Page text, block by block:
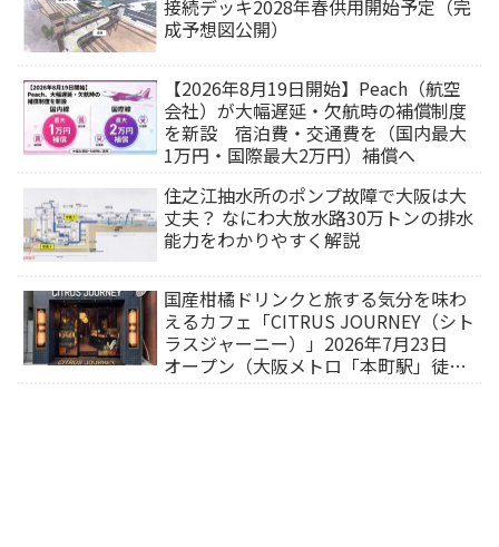
接続デッキ2028年春供用開始予定（完
成予想図公開）
【2026年8月19日開始】Peach（航空
会社）が大幅遅延・欠航時の補償制度
を新設 宿泊費・交通費を（国内最大
1万円・国際最大2万円）補償へ
住之江抽水所のポンプ故障で大阪は大
丈夫？ なにわ大放水路30万トンの排水
能力をわかりやすく解説
国産柑橘ドリンクと旅する気分を味わ
えるカフェ「CITRUS JOURNEY（シト
ラスジャーニー）」2026年7月23日
オープン（大阪メトロ「本町駅」徒歩